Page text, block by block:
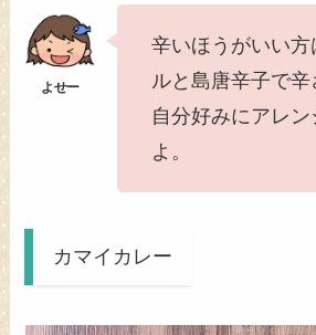
辛いほうがいい方
ルと島唐辛子で辛
自分好みにアレ
よ。
カマイカレー